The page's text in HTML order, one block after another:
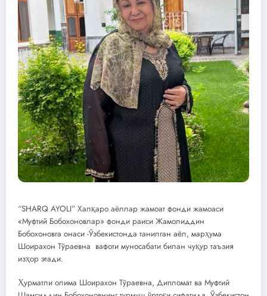
“SHARQ AYOLI” Халқаро аёллар жамоат фонди жамоаси
«Муфтий Бобохоновлар» фонди раиси Жамолиддин
Бобохоновга онаси -Ўзбекистонда танилган аёл, марҳума
Шоирахон Тўраевна вафоти муносабати билан чуқур таъзия
изҳор этади.
Ҳурматли олима Шоирахон Тўраевна, Дипломат ва Муфтий